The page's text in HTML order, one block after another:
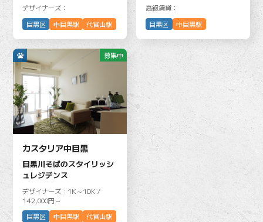
デザイナーズ：
目黒区
中目黒駅 代官山駅
高級賃貸：
目黒区
中目黒駅
カスタリア中目黒
目黒川そばのスタイリッシ
ュレジデンス
デザイナーズ：1K～1DK /
142,000円～
目黒区
中目黒駅 代官山駅
募集中